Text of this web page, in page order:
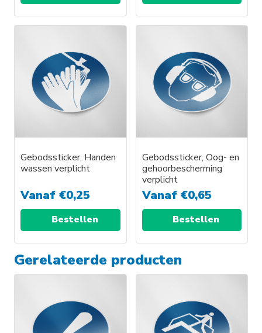
Gebodssticker, Handen
wassen verplicht
Vanaf €0,25
Bestellen
Gebodssticker, Oog- en
gehoorbescherming
verplicht
Vanaf €0,65
Bestellen
Gerelateerde producten